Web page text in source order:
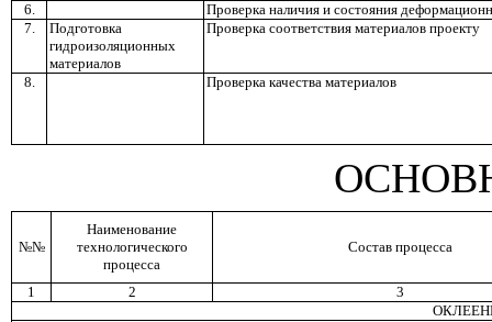
6.
Проверка наличия и состояния
7.
Подготовка
гидроизоляционных
материалов
Проверка соответствия материалов проекту
8. Проверка качества материалов
№№
Наименование
технологического
процесса
Состав процесса
1 2
3